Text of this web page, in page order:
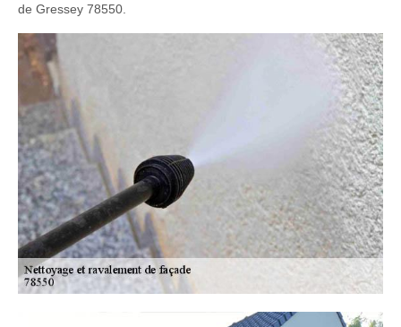
de Gressey 78550.